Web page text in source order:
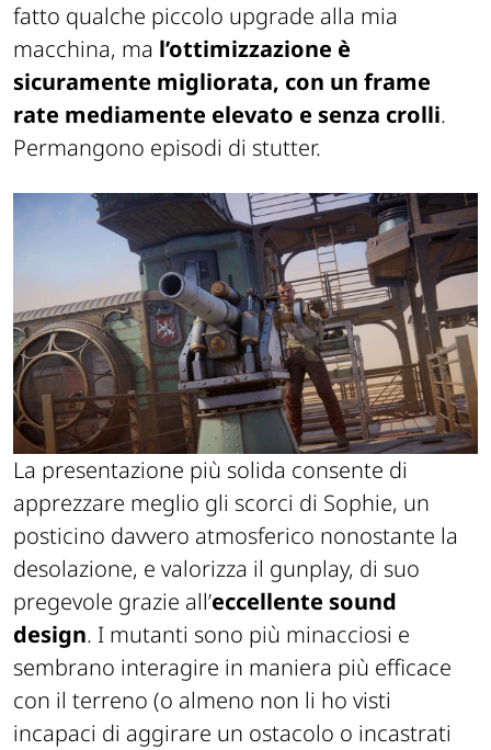
fatto qualche piccolo upgrade alla mia
macchina, ma l’ottimizzazione è
sicuramente migliorata, con un frame
rate mediamente elevato e senza crolli.
Permangono episodi di stutter.
La presentazione più solida consente di
apprezzare meglio gli scorci di Sophie, un
posticino davvero atmosferico nonostante la
desolazione, e valorizza il gunplay, di suo
pregevole grazie all’eccellente sound
design. I mutanti sono più minacciosi e
sembrano interagire in maniera più efficace
con il terreno (o almeno non li ho visti
incapaci di aggirare un ostacolo o incastrati